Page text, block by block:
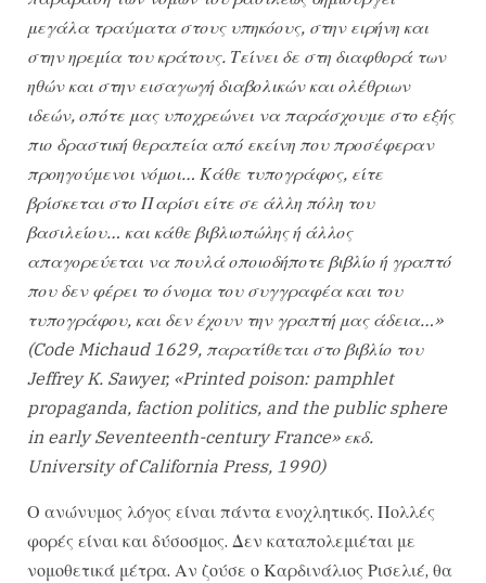
μεγάλα τραύματα στους υπηκόους, στην ειρήνη και
στην ηρεμία του κράτους. Τείνει δε στη διαφθορά των
ηθών και στην εισαγωγή διαβολικών και ολέθριων
ιδεών, οπότε μας υποχρεώνει να παράσχουμε στο εξής
πιο δραστική θεραπεία από εκείνη που προσέφεραν
προηγούμενοι νόμοι… Κάθε τυπογράφος, είτε
βρίσκεται στο Παρίσι είτε σε άλλη πόλη του
βασιλείου… και κάθε βιβλιοπώλης ή άλλος
απαγορεύεται να πουλά οποιοδήποτε βιβλίο ή γραπτό
που δεν φέρει το όνομα του συγγραφέα και του
τυπογράφου, και δεν έχουν την γραπτή μας άδεια…»
(Code Michaud 1629, παρατίθεται στο βιβλίο του
Jeffrey K. Sawyer, «Printed poison: pamphlet
propaganda, faction politics, and the public sphere
in early Seventeenth-century France» εκδ.
University of California Press, 1990)
Ο ανώνυμος λόγος είναι πάντα ενοχλητικός. Πολλές
φορές είναι και δύσοσμος. Δεν καταπολεμιέται με
νομοθετικά μέτρα. Αν ζούσε ο Καρδινάλιος Ρισελιέ, θα